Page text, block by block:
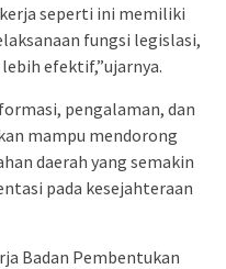
seperti ini memiliki
fungsi legislasi,
efektif,”ujarnya.
pengalaman, dan
mampu mendorong
daerah yang semakin
pada kesejahteraan
Badan Pembentukan